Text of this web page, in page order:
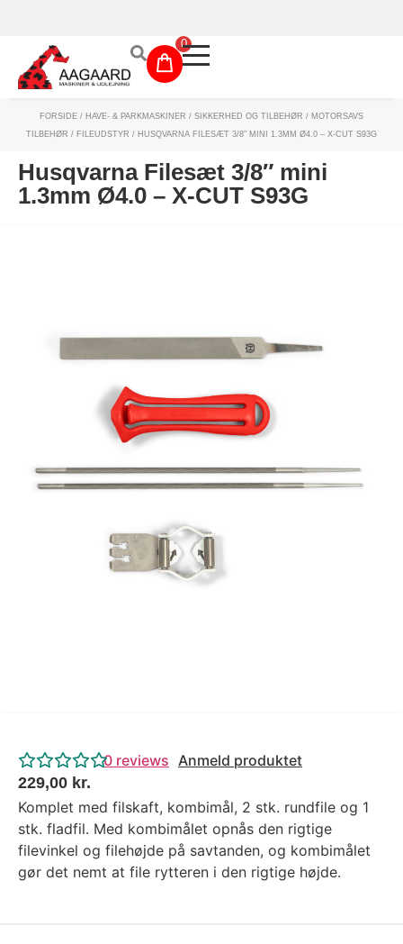
0
Maskinudlejning
Have- og parkmaskiner
Sikkerhed og tilbehør
4.4 Google Reviews
4.7 Trustpilot
FORSIDE / HAVE- & PARKMASKINER / SIKKERHED OG TILBEHØR / MOTORSAVS
TILBEHØR / FILEUDSTYR / HUSQVARNA FILESÆT 3/8″ MINI 1.3MM Ø4.0 – X-CUT S93G
Husqvarna Filesæt 3/8″ mini
1.3mm Ø4.0 – X-CUT S93G
0 reviews Anmeld produktet
229,00 kr.
Komplet med filskaft, kombimål, 2 stk. rundfile og 1
stk. fladfil. Med kombimålet opnås den rigtige
filevinkel og filehøjde på savtanden, og kombimålet
gør det nemt at file rytteren i den rigtige højde.